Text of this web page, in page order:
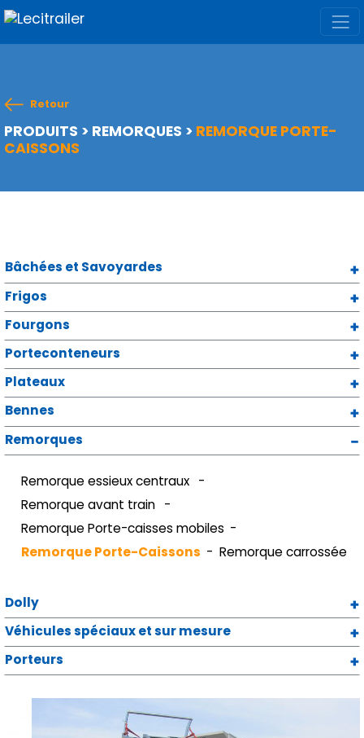
Retour
PRODUITS > REMORQUES > REMORQUE PORTE-
CAISSONS
Bâchées et Savoyardes
Frigos
Fourgons
Porteconteneurs
Plateaux
Bennes
Remorques
Remorque essieux centraux
Remorque avant train
Remorque Porte-caisses mobiles
Remorque Porte-Caissons
Remorque carrossée
Dolly
Véhicules spéciaux et sur mesure
Porteurs